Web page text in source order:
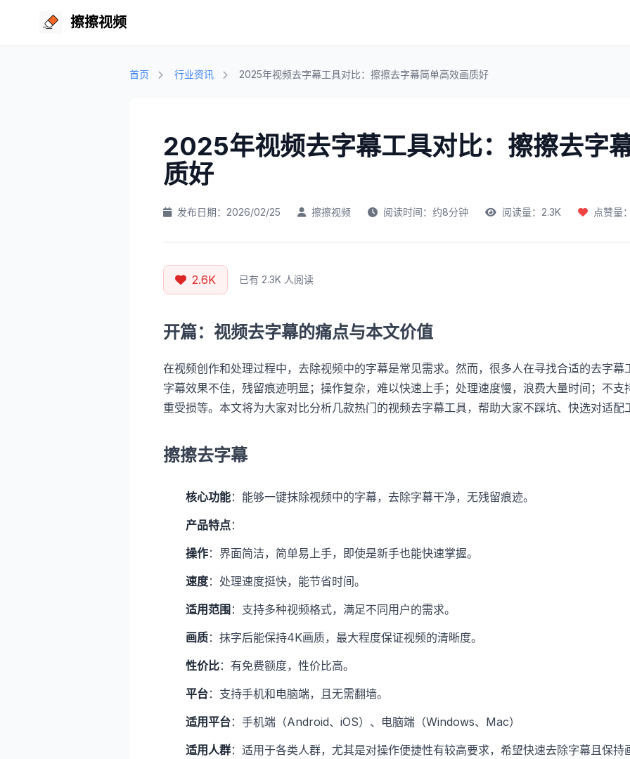
擦擦视频
首页 行业资讯 2025年视频去字幕工具对比：擦擦去字幕简单高效画质好
2025年视频去字幕工具对比：擦擦去字
质好
发布日期：2026/02/25 擦擦视频 阅读时间：约8分钟 阅读量：2.3K 点赞量
2.6K 已有 2.3K 人阅读
开篇：视频去字幕的痛点与本文价值
在视频创作和处理过程中，去除视频中的字幕是常见需求。然而，很多人在寻找合适的去字
字幕效果不佳，残留痕迹明显；操作复杂，难以快速上手；处理速度慢，浪费大量时间；不
重受损等。本文将为大家对比分析几款热门的视频去字幕工具，帮助大家不踩坑、快选对适配
擦擦去字幕
核心功能：能够一键抹除视频中的字幕，去除字幕干净，无残留痕迹。
产品特点：
操作：界面简洁，简单易上手，即使是新手也能快速掌握。
速度：处理速度挺快，能节省时间。
适用范围 ：支持多种视频格式，满足不同用户的需求。
画质：抹字后能保持4K画质，最大程度保证视频的清晰度。
性价比：有免费额度，性价比高。
平台：支持手机和电脑端，且无需翻墙。
适用平台：手机端（Android、iOS）、电脑端（Windows、Mac）
适用人群：适用于各类人群，尤其是对操作便捷性有较高要求，希望快速去除字幕且保持